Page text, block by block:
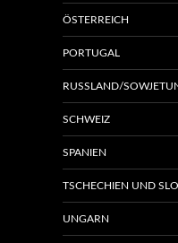
ÖSTERREICH
PORTUGAL
RUSSLAND/
SCHWEIZ
SPANIEN
TSCHECHIEN UND
UNGARN